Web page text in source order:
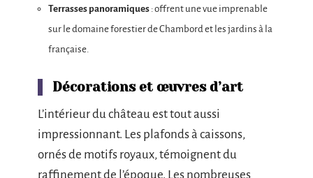
Terrasses panoramiques : offrent une vue imprenable
sur le domaine forestier de Chambord et les jardins à la
française.
Décorations et œuvres d’art
L’intérieur du château est tout aussi
impressionnant. Les plafonds à caissons,
ornés de motifs royaux, témoignent du
raffinement de l’époque. Les nombreuses